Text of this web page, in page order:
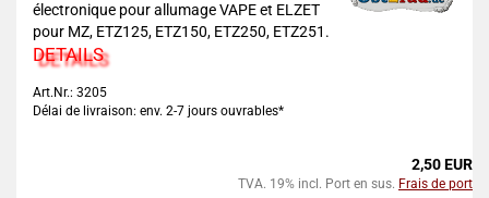
électronique pour allumage VAPE et ELZET
pour MZ, ETZ125, ETZ150, ETZ250, ETZ251.
DETAILS
Art.Nr.: 3205
Délai de livraison: env. 2-7 jours ouvrables*
2,50 EUR
TVA. 19% incl. Port en sus. Frais de port